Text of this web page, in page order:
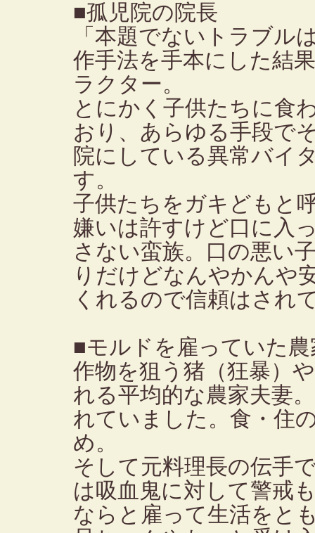
■孤児院の院長
「本題でないトラブル
作手法を手本にした結
ラクター。
とにかく子供たちに食
おり、あらゆる手段で
院にしている異常バイ
す。
子供たちをガキどもと
嫌いは許すけど口に入
さない蛮族。口の悪い
りだけどなんやかんや
くれるので信頼はされ
■モルドを雇っていた農
作物を狙う猪（狂暴）
れる平均的な農家夫妻
れていました。食・住
め。
そして元料理長の伝手
は吸血鬼に対して警戒
ならと雇って生活をと